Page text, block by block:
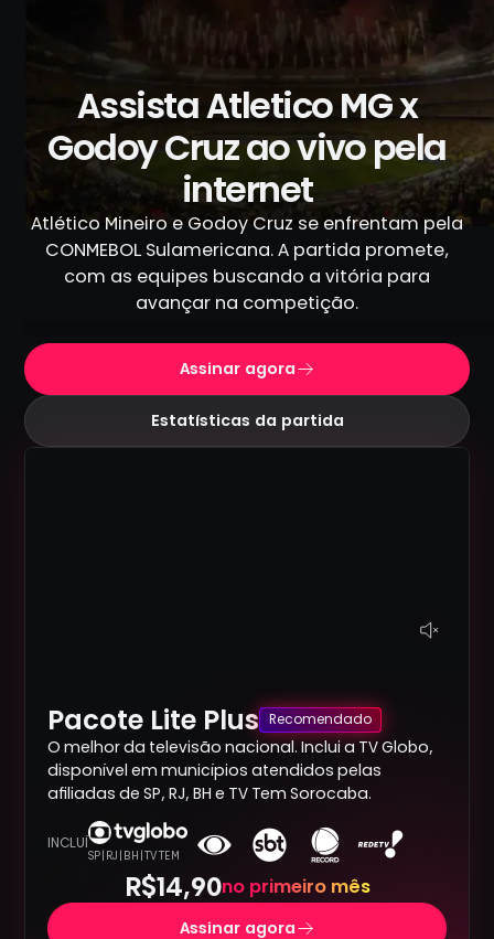
+500.000 usuários já se livraram da TV a cabo
Assista Atletico MG x
Godoy Cruz ao vivo pela
internet
Atlético Mineiro e Godoy Cruz se enfrentam pela
CONMEBOL Sulamericana. A partida promete,
com as equipes buscando a vitória para
avançar na competição.
Assinar agora
Estatísticas da partida
Pacote Lite Plus Recomendado
O melhor da televisão nacional. Inclui a TV Globo,
disponível em municípios atendidos pelas
afiliadas de SP, RJ, BH e TV Tem Sorocaba.
INCLUÍ
SP | RJ | BH | TV TEM
R$14,90no primeiro mês
Assinar agora